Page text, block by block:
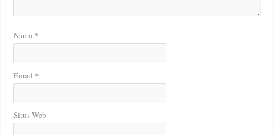
Nama *
Email *
Situs Web